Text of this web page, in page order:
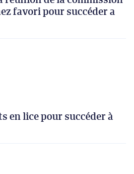
favori pour succéder a
en lice pour succéder à